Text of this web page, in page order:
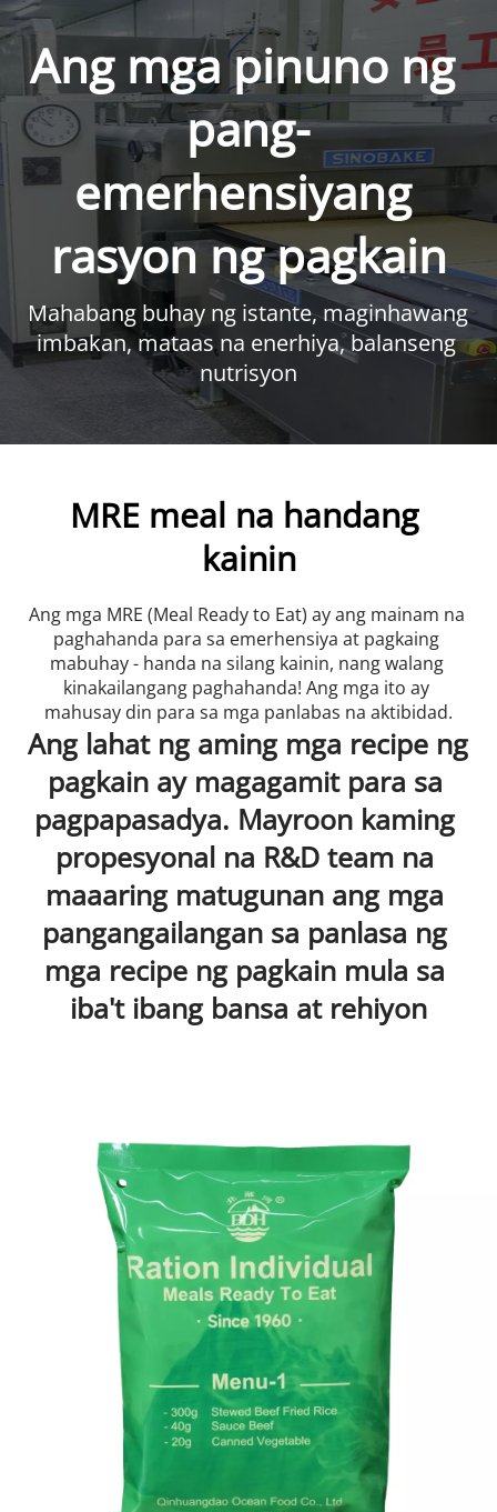
Ang mga pinuno ng
pang-
emerhensiyang
rasyon ng pagkain
Mahabang buhay ng istante, maginhawang
imbakan, mataas na enerhiya, balanseng
nutrisyon
MRE meal na handang
kainin
Ang mga MRE (Meal Ready to Eat) ay ang mainam na
paghahanda para sa emerhensiya at pagkaing
mabuhay - handa na silang kainin, nang walang
kinakailangang paghahanda! Ang mga ito ay
mahusay din para sa mga panlabas na aktibidad.
Ang lahat ng aming mga recipe ng
pagkain ay magagamit para sa
pagpapasadya. Mayroon kaming
propesyonal na R&D team na
maaaring matugunan ang mga
pangangailangan sa panlasa ng
mga recipe ng pagkain mula sa
iba't ibang bansa at rehiyon